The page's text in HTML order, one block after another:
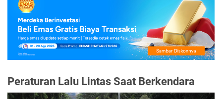
Peraturan Lalu Lintas Saat Berkendara